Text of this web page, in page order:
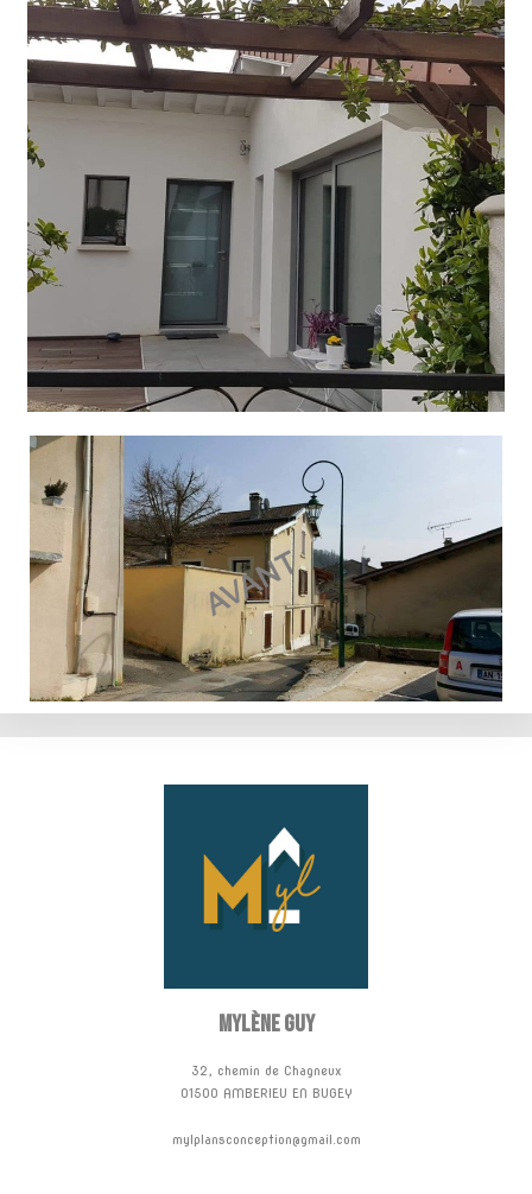
Mylène GUY
32, chemin de Chagneux
01500 AMBERIEU EN BUGEY
mylplansconception@gmail.com